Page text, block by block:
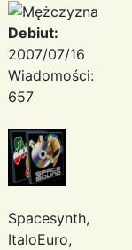
Debiut:
2007/07/16
Wiadomości:
657
Spacesynth,
ItaloEuro,